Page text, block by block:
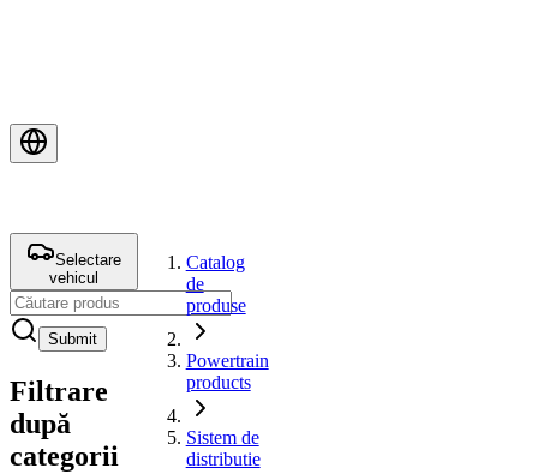
Selectare
vehicul
Submit
Filtrare
după
categorii
Catalog
de
produse
Powertrain
products
Sistem de
distributie